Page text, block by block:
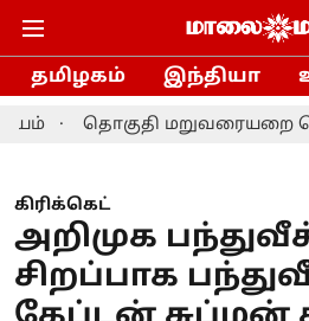
தமிழகம் இந்தியா
மறுவரையறை தொடர்பான
கிரிக்கெட்
அறிமுக
சிறப்பாக